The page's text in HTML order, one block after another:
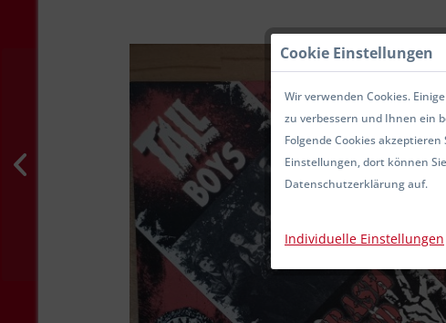
Cookie Einstellungen
Wir verwenden Cookies.
zu verbessern und Ihnen ein
Folgende Cookies
Einstellungen, dort können
Datenschutzerklärung auf.
Individuelle Einstellungen